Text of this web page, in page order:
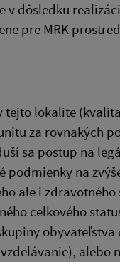
v dôsledku
pre MRK
lokalite
za rovnakých
sa postup na
podmienky na
ale i
celkového